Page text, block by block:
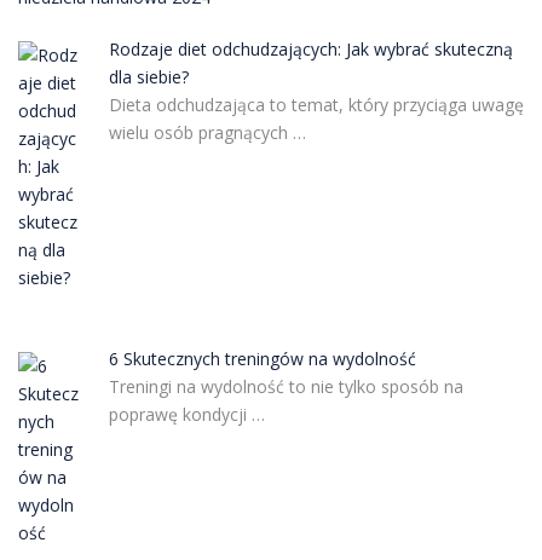
Rodzaje diet odchudzających: Jak wybrać skuteczną
dla siebie?
Dieta odchudzająca to temat, który przyciąga uwagę
wielu osób pragnących …
6 Skutecznych treningów na wydolność
Treningi na wydolność to nie tylko sposób na
poprawę kondycji …